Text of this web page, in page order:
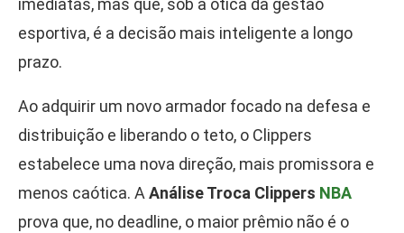
imediatas, mas que, sob a ótica da gestão
esportiva, é a decisão mais inteligente a longo
prazo.
Ao adquirir um novo armador focado na defesa e
distribuição e liberando o teto, o Clippers
estabelece uma nova direção, mais promissora e
menos caótica. AAnálise Troca Clippers NBA
prova que, no deadline, o maior prêmio não é o